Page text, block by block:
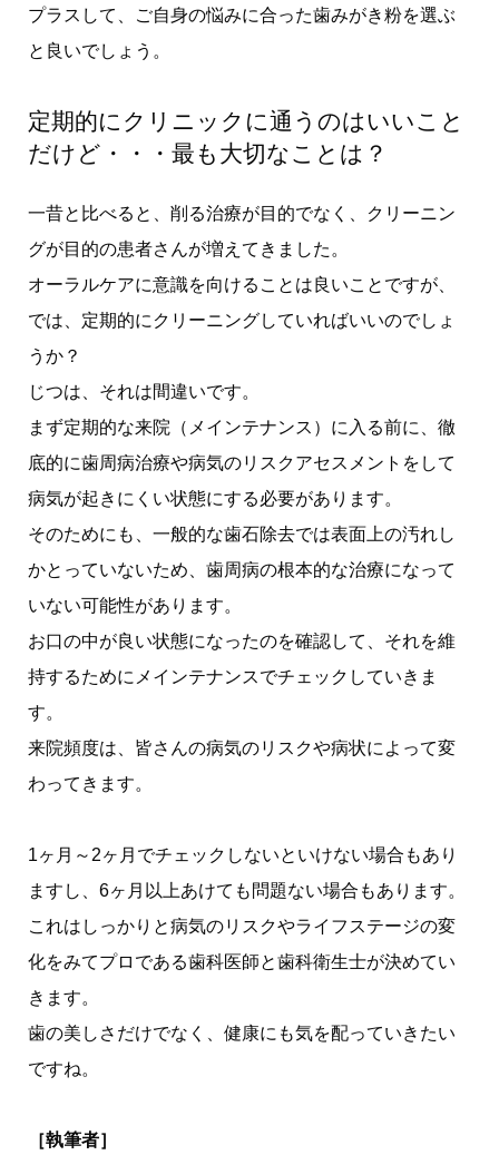
プラスして、ご自身の悩みに合った歯みがき粉を選ぶ
と良いでしょう。
定期的にクリニックに通うのはいいこと
だけど・・・最も大切なことは？
一昔と比べると、削る治療が目的でなく、クリーニン
グが目的の患者さんが増えてきました。
オーラルケアに意識を向けることは良いことですが、
では、定期的にクリーニングしていればいいのでしょ
うか？
じつは、それは間違いです。
まず定期的な来院（メインテナンス）に入る前に、徹
底的に歯周病治療や病気のリスクアセスメントをして
病気が起きにくい状態にする必要があります。
そのためにも、一般的な歯石除去では表面上の汚れし
かとっていないため、歯周病の根本的な治療になって
いない可能性があります。
お口の中が良い状態になったのを確認して、それを維
持するためにメインテナンスでチェックしていきま
す。
来院頻度は、皆さんの病気のリスクや病状によって変
わってきます。
1ヶ月～2ヶ月でチェックしないといけない場合もあり
ますし、6ヶ月以上あけても問題ない場合もあります。
これはしっかりと病気のリスクやライフステージの変
化をみてプロである歯科医師と歯科衛生士が決めてい
きます。
歯の美しさだけでなく、健康にも気を配っていきたい
ですね。
［執筆者］